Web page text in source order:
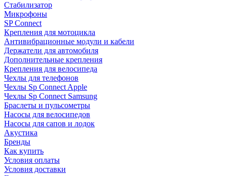
Стабилизатор
Микрофоны
SP Connect
Крепления для мотоцикла
Антивибрационные модули и кабели
Держатели для автомобиля
Дополнительные крепления
Крепления для велосипеда
Чехлы для телефонов
Чехлы Sp Connect Apple
Чехлы Sp Connect Samsung
Браслеты и пульсометры
Насосы для велосипедов
Насосы для сапов и лодок
Акустика
Бренды
Как купить
Условия оплаты
Условия доставки